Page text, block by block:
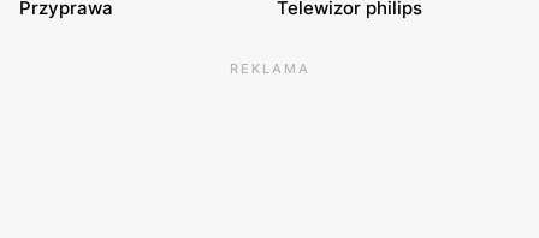
Przyprawa
Telewizor philips
REKLAMA